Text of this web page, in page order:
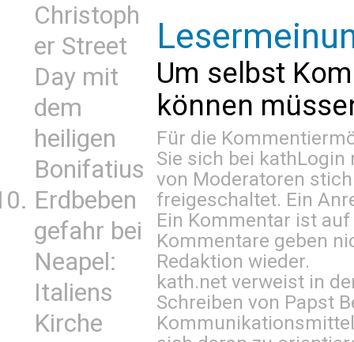
Christoph
er Street
Day mit
dem
heiligen
Bonifatius
Erdbeben
gefahr bei
Neapel:
Italiens
Kirche
Um selbst
können
Für die
Sie sich bei kathLogin
von Moderatoren
freigeschaltet. Ein
Ein Kommentar ist
Kommentare geben
Redaktion wieder.
kath.net verweist in
Schreiben von Papst